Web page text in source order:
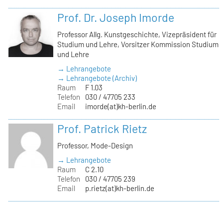
Prof. Dr. Joseph Imorde
Professor Allg. Kunstgeschichte, Vizepräsident für
Studium und Lehre, Vorsitzer Kommission Studium
und Lehre
→ Lehrangebote
→ Lehrangebote (Archiv)
Raum
F 1.03
Telefon
030 / 47705 233
Email
imorde(at)kh-berlin.de
Prof. Patrick Rietz
Professor, Mode-Design
→ Lehrangebote
Raum
C 2.10
Telefon
030 / 47705 239
Email
p.rietz(at)kh-berlin.de